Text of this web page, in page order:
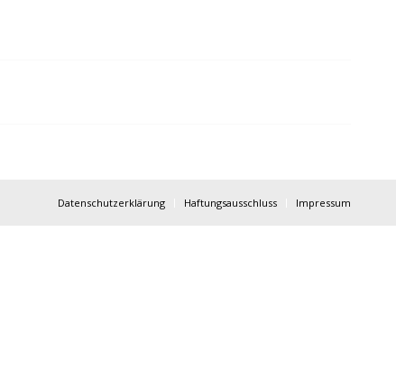
Datenschutzerklärung Haftungsausschluss Impressum